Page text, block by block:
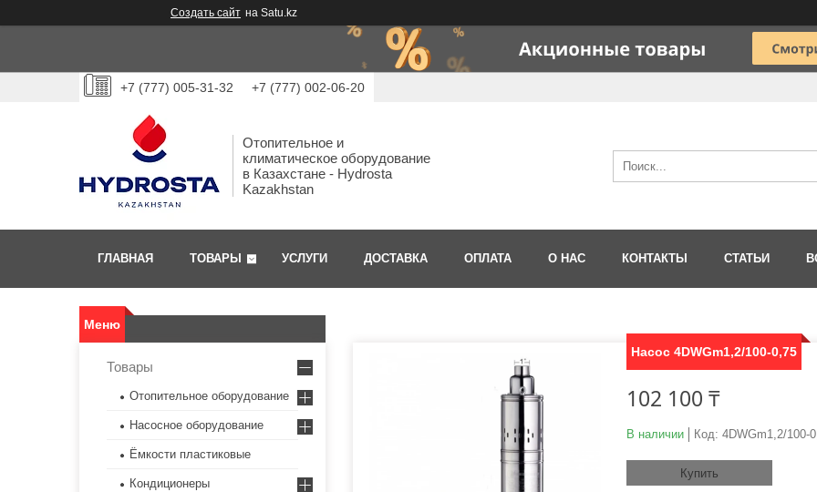
Создать сайт на Satu.kz
+7 (777) 005-31-32 +7 (777) 002-06-20
Отопительное и
климатическое оборудование
в Казахстане - Hydrosta
Kazakhstan
ГЛАВНАЯ ТОВАРЫ УСЛУГИ ДОСТАВКА ОПЛАТА О НАС КОНТАКТЫ СТАТЬИ
Насос 4DWGm1,2/100-0,75
102 100 ₸
В наличии Код: 4DWGm1,2/100-
Купить
Товары
Отопительное оборудование
Насосное оборудование
Ёмкости пластиковые
Кондиционеры